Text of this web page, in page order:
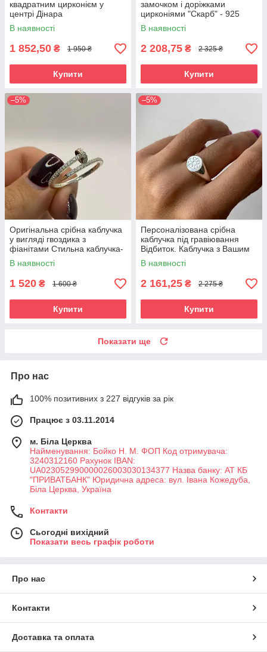
квадратним цирконієм у
центрі Дінара
В наявності
1 852,50 ₴ 1 950 ₴
Купити
замочком і доріжками
цирконіями "Скарб" - 925
проби
В наявності
2 208,75 ₴ 2 325 ₴
Купити
–5%
Оригінальна срібна каблучка
у вигляді гвоздика з
фіанітами Стильна каблучка-
гвоздик зі срібла жіноча
В наявності
1 520 ₴ 1 600 ₴
Купити
–5%
Персоналізована срібна
каблучка під гравіювання
Відбиток. Каблучка з Вашим
написом чи малюнком
В наявності
2 161,25 ₴ 2 275 ₴
Купити
Показати ще
Про нас
100% позитивних з 227 відгуків за рік
Працює з 03.11.2014
м. Біла Церква
Найменування: Бойко Н. М. ФОП Код отримувача:
3240312160 Рахунок IBAN:
UA023052990000026003030134377 Назва банку: АТ КБ
"ПРИВАТБАНК" Юридична адреса: вул. Івана Кожедуба,
Біла Церква, Україна
Контакти
Сьогодні вихідний
Показати весь графік роботи
Про нас
Контакти
Доставка та оплата